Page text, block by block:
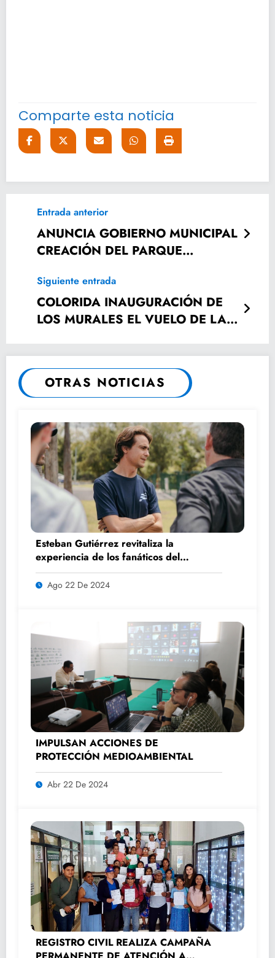
Comparte esta noticia
Entrada anterior
ANUNCIA GOBIERNO MUNICIPAL
CREACIÓN DEL PARQUE
DELEGACIÓN DE LA PILA.
Siguiente entrada
COLORIDA INAUGURACIÓN DE
LOS MURALES EL VUELO DE LA
OTRAS NOTICIAS
Esteban Gutiérrez revitaliza la
experiencia de los fanáticos del
automovilismo con DRIVER 1
Ago 22 De 2024
IMPULSAN ACCIONES DE
PROTECCIÓN MEDIOAMBIENTAL
Abr 22 De 2024
REGISTRO CIVIL REALIZA CAMPAÑA